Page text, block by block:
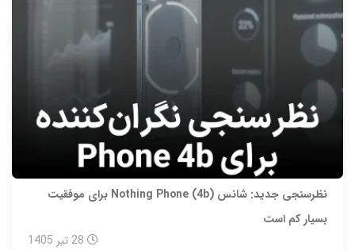
نظرسنجی جدید: شانس Nothing Phone (4b) برای موفقیت
بسیار کم است
28 تیر 1405